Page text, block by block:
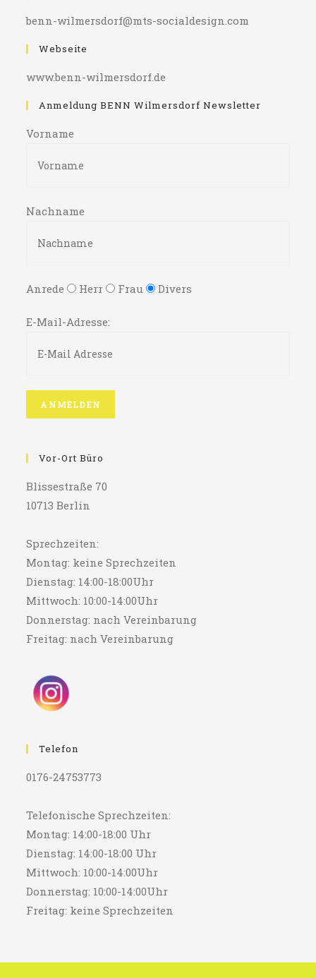
benn-wilmersdorf@mts-socialdesign.com
Webseite
www.benn-wilmersdorf.de
Anmeldung BENN Wilmersdorf Newsletter
Vorname
Nachname
Anrede Herr Frau Divers
E-Mail-Adresse:
Vor-Ort Büro
Blissestraße 70
10713 Berlin
Sprechzeiten:
Montag: keine Sprechzeiten
Dienstag: 14:00-18:00Uhr
Mittwoch: 10:00-14:00Uhr
Donnerstag: nach Vereinbarung
Freitag: nach Vereinbarung
Telefon
0176-24753773
Telefonische Sprechzeiten:
Montag: 14:00-18:00 Uhr
Dienstag: 14:00-18:00 Uhr
Mittwoch: 10:00-14:00Uhr
Donnerstag: 10:00-14:00Uhr
Freitag: keine Sprechzeiten